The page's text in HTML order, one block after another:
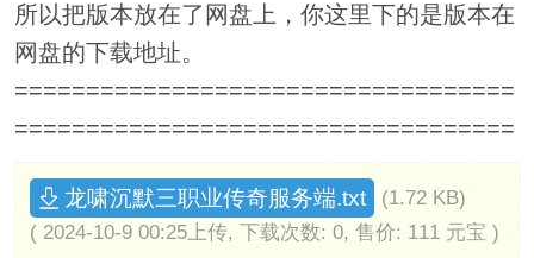
所以把版本放在了网盘上，你这里下的是版本在
网盘的下载地址。
===================================
===================================
龙啸沉默三职业传奇服务端.txt
(1.72 KB)
( 2024-10-9 00:25上传, 下载次数: 0, 售价: 111 元宝 )